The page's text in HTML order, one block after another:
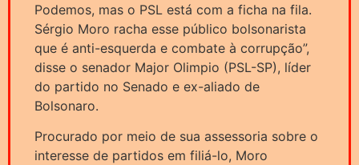
Podemos, mas o PSL está com a ficha na fila.
Sérgio Moro racha esse público bolsonarista
que é anti-esquerda e combate à corrupção”,
disse o senador Major Olimpio (PSL-SP), líder
do partido no Senado e ex-aliado de
Bolsonaro.
Procurado por meio de sua assessoria sobre o
interesse de partidos em filiá-lo, Moro